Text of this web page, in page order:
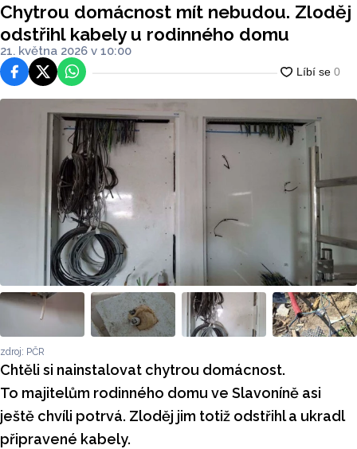
Chytrou domácnost mít nebudou. Zloděj
odstřihl kabely u rodinného domu
21. května 2026 v 10:00
FacebookPlatforma X
WhatsApp
zdroj: PČR
Chtěli si nainstalovat chytrou domácnost.
To majitelům rodinného domu ve Slavoníně asi
ještě chvíli potrvá. Zloděj jim totiž odstřihl a ukradl
připravené kabely.